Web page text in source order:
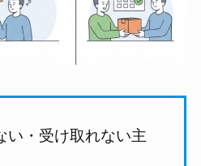
い・受け取れない主